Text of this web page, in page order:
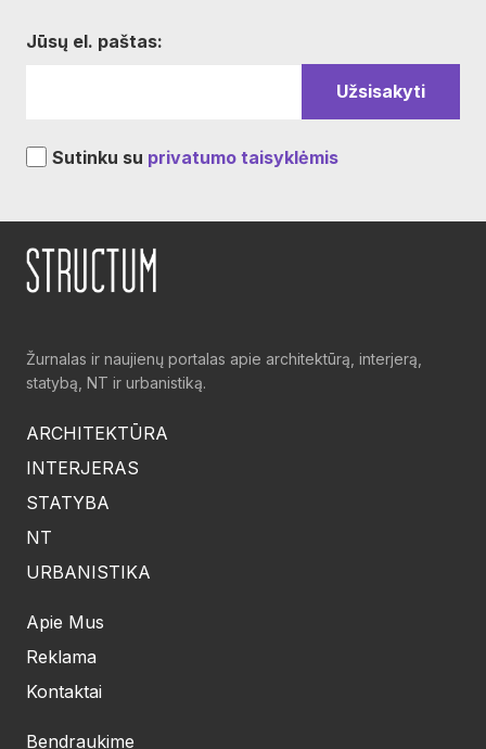
Jūsų el. paštas:
Sutinku su privatumo taisyklėmis
Žurnalas ir naujienų portalas apie architektūrą, interjerą,
statybą, NT ir urbanistiką.
ARCHITEKTŪRA
INTERJERAS
STATYBA
NT
URBANISTIKA
Apie Mus
Reklama
Kontaktai
Bendraukime